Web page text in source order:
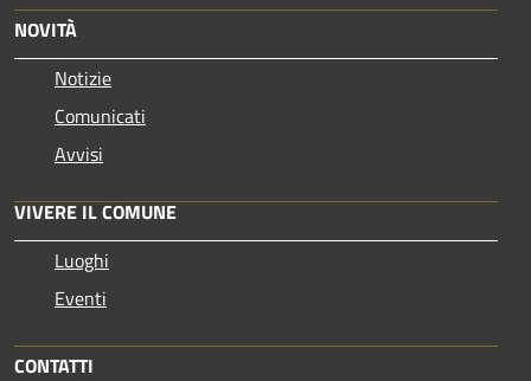
NOVITÀ
Notizie
Comunicati
Avvisi
VIVERE IL COMUNE
Luoghi
Eventi
CONTATTI